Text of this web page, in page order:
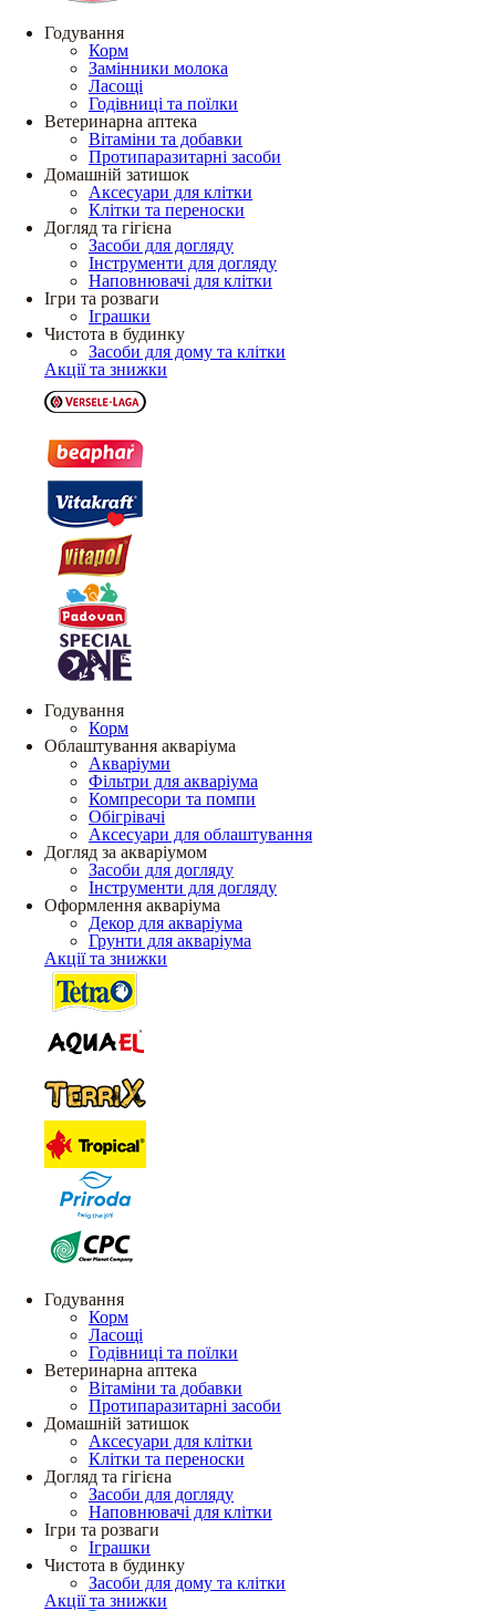
Годування
Корм
Замінники молока
Ласощі
Годівниці та поїлки
Ветеринарна аптека
Вітаміни та добавки
Протипаразитарні засоби
Домашній затишок
Аксесуари для клітки
Клітки та переноски
Догляд та гігієна
Засоби для догляду
Інструменти для догляду
Наповнювачі для клітки
Ігри та розваги
Іграшки
Чистота в будинку
Засоби для дому та клітки
Акції та знижки
Годування
Корм
Облаштування акваріума
Акваріуми
Фільтри для акваріума
Компресори та помпи
Обігрівачі
Аксесуари для облаштування
Догляд за акваріумом
Засоби для догляду
Інструменти для догляду
Оформлення акваріума
Декор для акваріума
Грунти для акваріума
Акції та знижки
Годування
Корм
Ласощі
Годівниці та поїлки
Ветеринарна аптека
Вітаміни та добавки
Протипаразитарні засоби
Домашній затишок
Аксесуари для клітки
Клітки та переноски
Догляд та гігієна
Засоби для догляду
Наповнювачі для клітки
Ігри та розваги
Іграшки
Чистота в будинку
Засоби для дому та клітки
Акції та знижки